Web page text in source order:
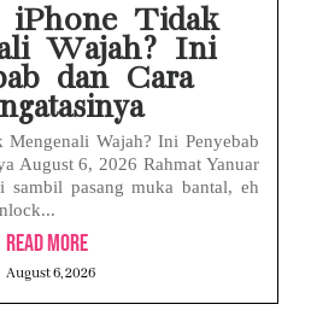
iPhone Tidak
Wajah? Ini
dan Cara
Mengenali Wajah? Ini Penyebab
August 6, 2026 Rahmat Yanuar
pasang muka bantal, eh
Read More
August 6, 2026